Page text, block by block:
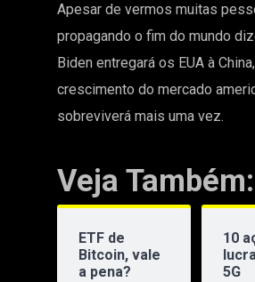
Apesar de vermos muitas
propagando o fim do mundo
Biden entregará os EUA à
crescimento do mercado
sobreviverá mais uma vez.
Veja Também:
ETF de
Bitcoin, vale
a pena?
10
5G